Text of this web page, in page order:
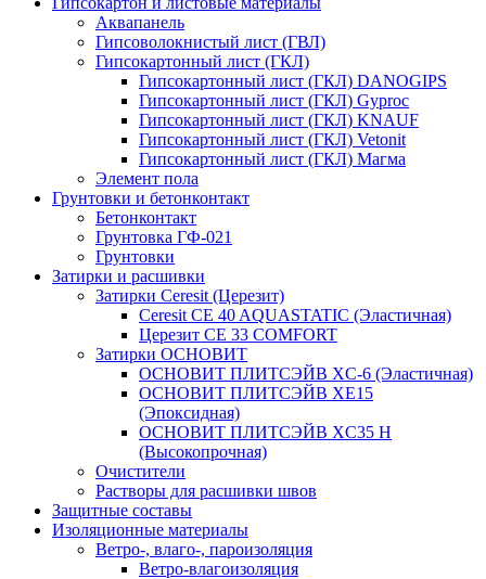
Аквапанель
Гипсоволокнистый лист (ГВЛ)
Гипсокартонный лист (ГКЛ)
Гипсокартонный лист (ГКЛ) DANOGIPS
Гипсокартонный лист (ГКЛ) Gyproc
Гипсокартонный лист (ГКЛ) KNAUF
Гипсокартонный лист (ГКЛ) Vetonit
Гипсокартонный лист (ГКЛ) Магма
Элемент пола
Грунтовки и бетонконтакт
Бетонконтакт
Грунтовка ГФ-021
Грунтовки
Затирки и расшивки
Затирки Ceresit (Церезит)
Ceresit CE 40 AQUASTATIC (Эластичная)
Церезит CE 33 COMFORT
Затирки ОСНОВИТ
ОСНОВИТ ПЛИТСЭЙВ XC-6 (Эластичная)
ОСНОВИТ ПЛИТСЭЙВ XЕ15
(Эпоксидная)
ОСНОВИТ ПЛИТСЭЙВ XС35 Н
(Высокопрочная)
Очистители
Растворы для расшивки швов
Защитные составы
Изоляционные материалы
Ветро-, влаго-, пароизоляция
Ветро-влагоизоляция